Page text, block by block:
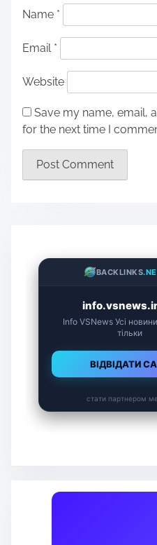
Name *
Email *
Website
Save my name, email,
for the next time I